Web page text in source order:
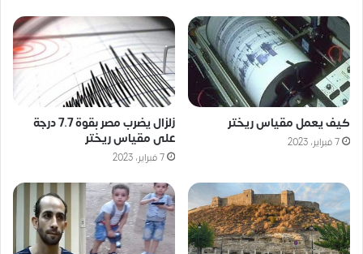
كيف يعمل مقياس ريختر
7 فبراير، 2023
زلزال يضرب مصر بقوة 7.7 درجة
على مقياس ريختر
7 فبراير، 2023